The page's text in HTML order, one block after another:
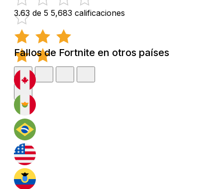
3.63 de 5 5,683 calificaciones
Fallos de Fortnite en otros países